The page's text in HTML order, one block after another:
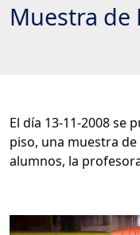
Muestra de
El día 13-11-2008 se
piso, una muestra
alumnos, la